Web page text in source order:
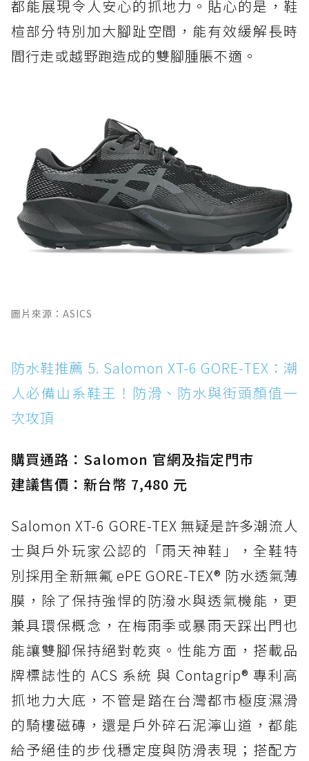
都能展現令人安心的抓地力。貼心的是，鞋
楦部分特別加大腳趾空間，能有效緩解長時
間行走或越野跑造成的雙腳腫脹不適。
圖片來源：ASICS
防水鞋推薦 5. Salomon XT-6 GORE-TEX：潮
人必備山系鞋王！防滑、防水與街頭顏值一
次攻頂
購買通路：Salomon 官網及指定門市
建議售價：新台幣 7,480 元
Salomon XT-6 GORE-TEX 無疑是許多潮流人
士與戶外玩家公認的「雨天神鞋」，全鞋特
別採用全新無氟 ePE GORE-TEX® 防水透氣薄
膜，除了保持強悍的防潑水與透氣機能，更
兼具環保概念，在梅雨季或暴雨天踩出門也
能讓雙腳保持絕對乾爽。性能方面，搭載品
牌標誌性的 ACS 系統 與 Contagrip® 專利高
抓地力大底，不管是踏在台灣都市極度濕滑
的騎樓磁磚，還是戶外碎石泥濘山道，都能
給予絕佳的步伐穩定度與防滑表現；搭配方